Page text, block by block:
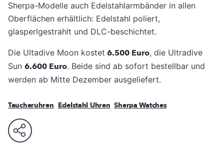
Sherpa-Modelle auch Edelstahlarmbänder in allen
Oberflächen erhältlich: Edelstahl poliert,
glasperlgestrahlt und DLC-beschichtet.
Die Ultadive Moon kostet 6.500 Euro, die Ultradive
Sun 6.600 Euro. Beide sind ab sofort bestellbar und
werden ab Mitte Dezember ausgeliefert.
Taucheruhren Edelstahl Uhren Sherpa Watches